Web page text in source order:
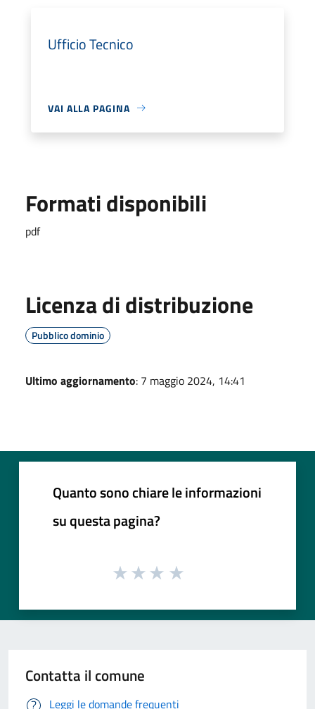
Ufficio Tecnico
VAI ALLA PAGINA
Formati disponibili
pdf
Licenza di distribuzione
Pubblico dominio
Ultimo aggiornamento: 7 maggio 2024, 14:41
Quanto sono chiare le informazioni
su questa pagina?
Contatta il comune
Leggi le domande frequenti